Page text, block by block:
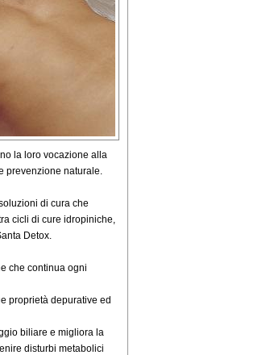
la loro vocazione alla
prevenzione naturale.
di cura che
cicli di cure idropiniche,
Detox.
che continua ogni
proprietà depurative ed
biliare e migliora la
disturbi metabolici